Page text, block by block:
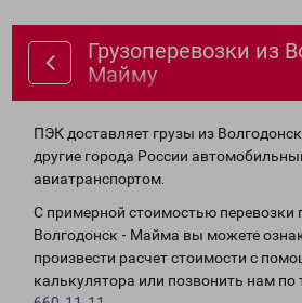
Грузоперевозки из
Майму
ПЭК доставляет грузы из
другие города России
авиатранспортом.
С примерной стоимостью перевозки
Волгодонск - Майма вы можете
произвести расчет стоимости с
калькулятора или позвонить нам по